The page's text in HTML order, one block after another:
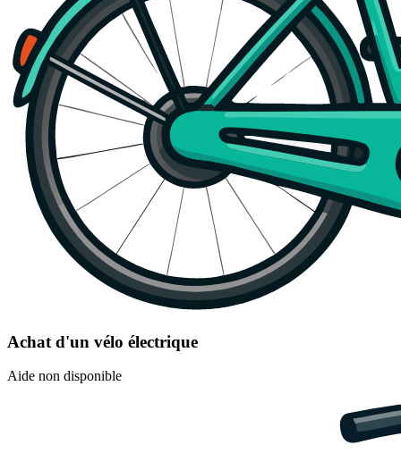
Achat d'un vélo électrique
Aide non disponible